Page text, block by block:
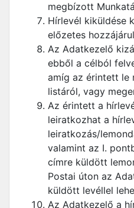
megbízott
Hírlevél kiküldése
előzetes
Az Adatkezelő
ebből a célból
amíg az érintett le
listáról, vagy
Az érintett a
leiratkozhat a
leiratkozás/
valamint az I.
címre küldött
Postai úton az
küldött levéllel
Az Adatkezelő a